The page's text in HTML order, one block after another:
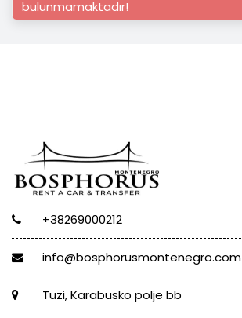
bulunmamaktadır!
+38269000212
info@bosphorusmontenegro.com
Tuzi, Karabusko polje bb